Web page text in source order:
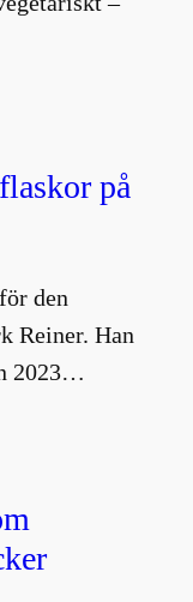
på
den
Reiner. Han
2023…